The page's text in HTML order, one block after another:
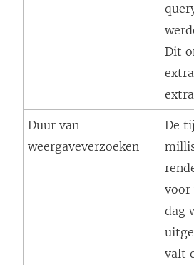
Dit
Duur van
weergaveverzoeken
De
voor
dag
valt